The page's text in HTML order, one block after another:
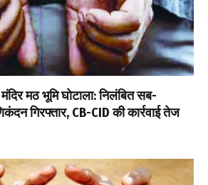
मठ भूमि घोटाला: निलंबित सब-
गिरफ्तार, CB-CID की कार्रवाई तेज